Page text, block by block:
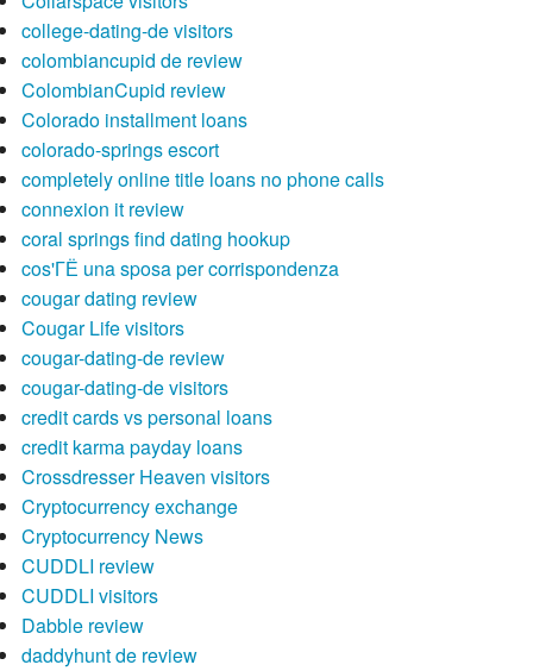
college-dating-de visitors
colombiancupid de review
ColombianCupid review
Colorado installment loans
colorado-springs escort
completely online title loans no phone calls
connexion it review
coral springs find dating hookup
cos'ГЁ una sposa per corrispondenza
cougar dating review
Cougar Life visitors
cougar-dating-de review
cougar-dating-de visitors
credit cards vs personal loans
credit karma payday loans
Crossdresser Heaven visitors
Cryptocurrency exchange
Cryptocurrency News
CUDDLI review
CUDDLI visitors
Dabble review
daddyhunt de review